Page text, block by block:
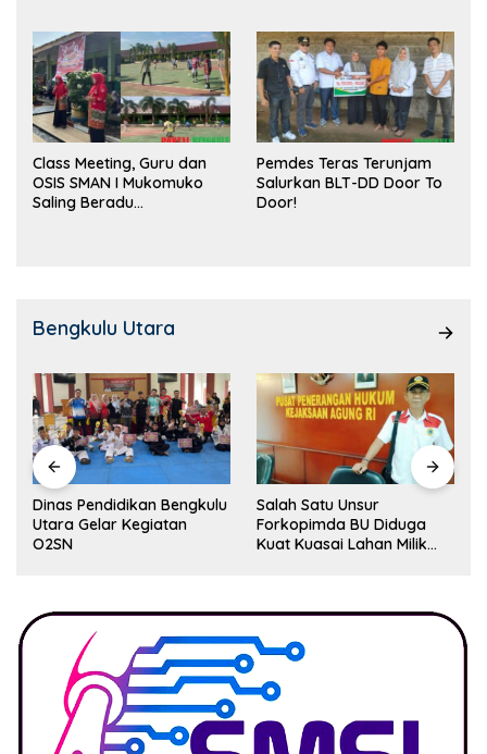
Class Meeting, Guru dan
OSIS SMAN I Mukomuko
Saling Beradu
Pemdes Teras Terunjam
Salurkan BLT-DD Door To
Door!
Bengkulu Utara
Dinas Pendidikan Bengkulu
Utara Gelar Kegiatan
O2SN
Salah Satu Unsur
Forkopimda BU Diduga
Kuat Kuasai Lahan Milik